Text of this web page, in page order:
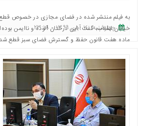
به فیلم منتشر شده در فضای مجازی در خصوص
خیابان انقلاب، گفت: این درختان آلوده و ناایمن
ماده هفت قانون حفظ و گسترش فضای سبز قطع‌
چهارشنبه، ١٤ آبان ١٣٩٩ - ٢٣:١٨